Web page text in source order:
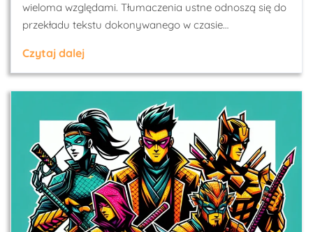
wieloma względami. Tłumaczenia ustne odnoszą się do
przekładu tekstu dokonywanego w czasie…
Czytaj dalej